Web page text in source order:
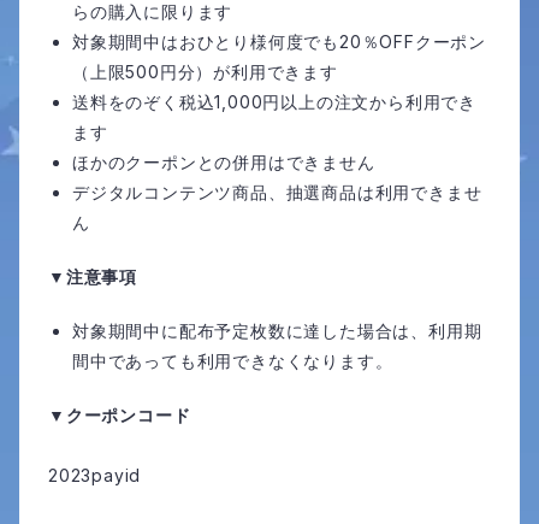
らの購入に限ります
対象期間中はおひとり様何度でも20％OFFクーポン
（上限500円分）が利用できます
送料をのぞく税込1,000円以上の注文から利用でき
ます
ほかのクーポンとの併用はできません
デジタルコンテンツ商品、抽選商品は利用できませ
ん
▼注意事項
対象期間中に配布予定枚数に達した場合は、利用期
間中であっても利用できなくなります。
▼クーポンコード
2023payid